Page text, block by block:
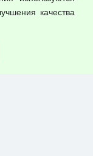
качества